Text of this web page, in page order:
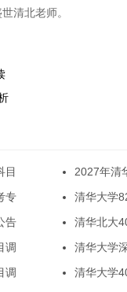
清北老师。
目
专
告
调
调
2027年清
清华大学
清华北大
清华大学
清华大学